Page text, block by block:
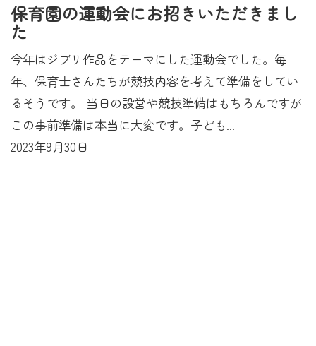
保育園の運動会にお招きいただきまし
た
今年はジブリ作品をテーマにした運動会でした。毎
年、保育士さんたちが競技内容を考えて準備をしてい
るそうです。 当日の設営や競技準備はもちろんですが
この事前準備は本当に大変です。子ども...
2023年9月30日